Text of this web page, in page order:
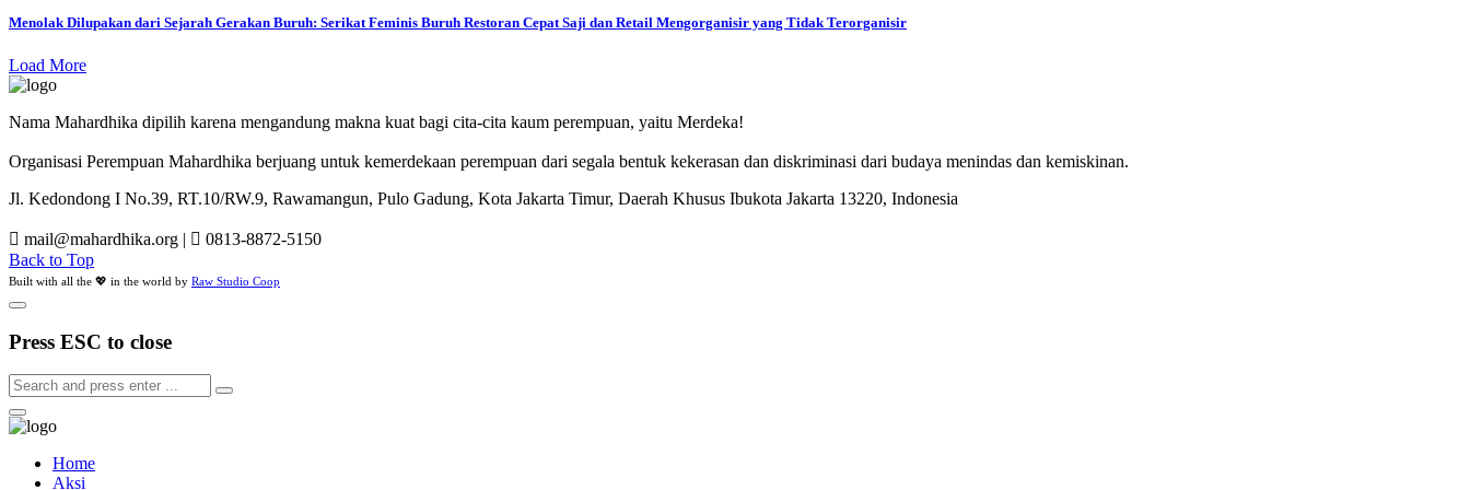
Menolak Dilupakan dari Sejarah Gerakan Buruh: Serikat Feminis Buruh Restoran Cepat Saji dan Retail Mengorganisir yang Tidak Terorganisir
Load More
Nama Mahardhika dipilih karena mengandung makna kuat bagi cita-cita kaum perempuan, yaitu Merdeka!
Organisasi Perempuan Mahardhika berjuang untuk kemerdekaan perempuan dari segala bentuk kekerasan dan diskriminasi dari budaya menindas dan kemiskinan.
Jl. Kedondong I No.39, RT.10/RW.9, Rawamangun, Pulo Gadung, Kota Jakarta Timur, Daerah Khusus Ibukota Jakarta 13220, Indonesia
mail@mahardhika.org |
0813-8872-5150
Back to Top
Built with all the 💖 in the world by Raw Studio Coop
Press ESC to close
Home
Aksi